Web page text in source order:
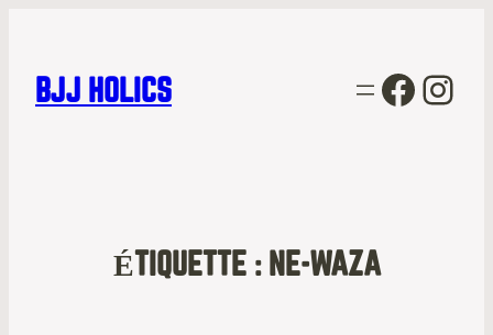
BJJ HOLICS
ÉTIQUETTE : NE-WAZA